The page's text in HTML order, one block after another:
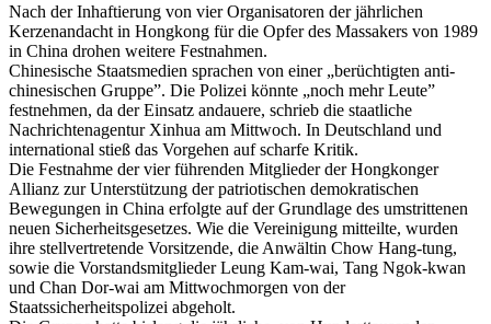
Nach der Inhaftierung von vier Organisatoren der jährlichen
Kerzenandacht in Hongkong für die Opfer des Massakers von 1989
in China drohen weitere Festnahmen.
Chinesische Staatsmedien sprachen von einer „berüchtigten anti-
chinesischen Gruppe”. Die Polizei könnte „noch mehr Leute”
festnehmen, da der Einsatz andauere, schrieb die staatliche
Nachrichtenagentur Xinhua am Mittwoch. In Deutschland und
international stieß das Vorgehen auf scharfe Kritik.
Die Festnahme der vier führenden Mitglieder der Hongkonger
Allianz zur Unterstützung der patriotischen demokratischen
Bewegungen in China erfolgte auf der Grundlage des umstrittenen
neuen Sicherheitsgesetzes. Wie die Vereinigung mitteilte, wurden
ihre stellvertretende Vorsitzende, die Anwältin Chow Hang-tung,
sowie die Vorstandsmitglieder Leung Kam-wai, Tang Ngok-kwan
und Chan Dor-wai am Mittwochmorgen von der
Staatssicherheitspolizei abgeholt.